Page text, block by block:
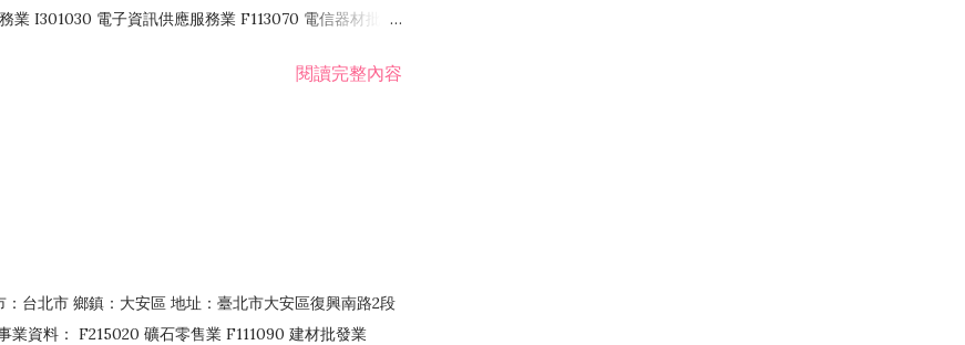
業 I301030 電子資訊供應服務業 F113070 電信器材批發
酒類輸入業
閱讀完整內容
台北市 鄉鎮：大安區 地址：臺北市大安區復興南路2段
業資料： F215020 礦石零售業 F111090 建材批發業